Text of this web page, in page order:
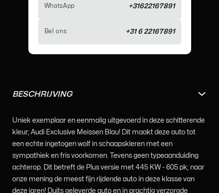
WhatsApp +31622167891
Bel ons +31 6 22167891
BESCHRIJVING
Uniek exemplaar en eenmalig uitgevoerd in deze schitterende
kleur; Audi Exclusive Meissen Blau! Dit maakt deze auto tot
een echte ingetogen wolf in schaapskleren met een
sympathiek en fris voorkomen. Tevens geen typeaanduiding
achterop. Dit betreft de Plus versie met 445 KW - 605 pk; naar
onze mening de meest fijn rijdende auto in deze klasse van
deze jaren! Duits geleverde auto en in prachtig verzorgde